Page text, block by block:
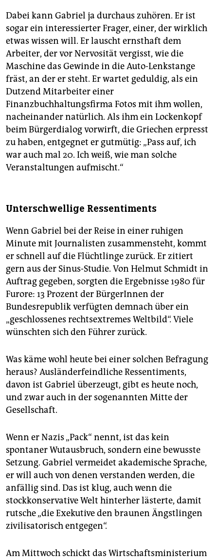
Dabei kann Gabriel ja durchaus zuhören. Er ist
sogar ein interessierter Frager, einer, der wirklich
etwas wissen will. Er lauscht ernsthaft dem
Arbeiter, der vor Nervosität vergisst, wie die
Maschine das Gewinde in die Auto-Lenkstange
fräst, an der er steht. Er wartet geduldig, als ein
Dutzend Mitarbeiter einer
Finanzbuchhaltungsfirma Fotos mit ihm wollen,
nacheinander natürlich. Als ihm ein Lockenkopf
beim Bürgerdialog vorwirft, die Griechen erpresst
zu haben, entgegnet er gutmütig: „Pass auf, ich
war auch mal 20. Ich weiß, wie man solche
Veranstaltungen aufmischt.“
Unterschwellige Ressentiments
Wenn Gabriel bei der Reise in einer ruhigen
Minute mit Journalisten zusammensteht, kommt
er schnell auf die Flüchtlinge zurück. Er zitiert
gern aus der Sinus-Studie. Von Helmut Schmidt in
Auftrag gegeben, sorgten die Ergebnisse 1980 für
Furore: 13 Prozent der BürgerInnen der
Bundesrepublik verfügten demnach über ein
„geschlossenes rechtsextremes Weltbild“. Viele
wünschten sich den Führer zurück.
Was käme wohl heute bei einer solchen Befragung
heraus? Ausländerfeindliche Ressentiments,
davon ist Gabriel überzeugt, gibt es heute noch,
und zwar auch in der sogenannten Mitte der
Gesellschaft.
Wenn er Nazis „Pack“ nennt, ist das kein
spontaner Wutausbruch, sondern eine bewusste
Setzung. Gabriel vermeidet akademische Sprache,
er will auch von denen verstanden werden, die
anfällig sind. Das ist klug, auch wenn die
stockkonservative Welt hinterher lästerte, damit
rutsche „die Exekutive den braunen Ängstlingen
zivilisatorisch entgegen“.
Am Mittwoch schickt das Wirtschaftsministerium